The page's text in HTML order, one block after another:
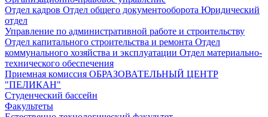
Отдел кадров Отдел общего документооборота Юридический
отдел
Управление по административной работе и строительству
Отдел капитального строительства и ремонта Отдел
коммунального хозяйства и эксплуатации Отдел материально-
технического обеспечения
Приемная комиссия ОБРАЗОВАТЕЛЬНЫЙ ЦЕНТР
"ПЕЛИКАН"
Студенческий бассейн
Факультеты